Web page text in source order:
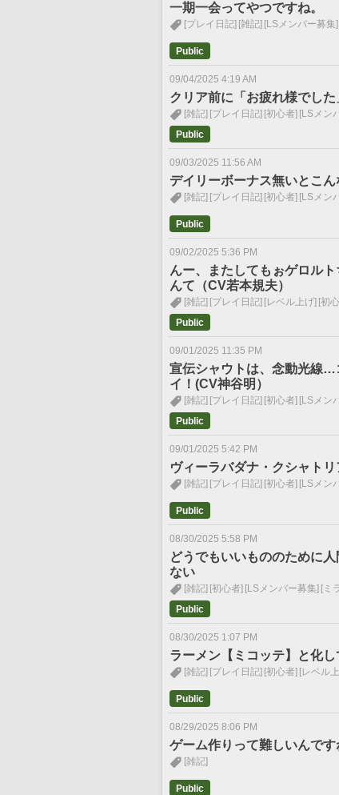
一期一会ってやつですね。
[プレイ日記] [雑記] [LSメンバー募集]
Public
09/04/2025 4:19 AM
クリア前に「お疲れ様でした
[雑記] [プレイ日記] [初心者] [LSメン
Public
09/03/2025 11:56 AM
デイリーボーナス無いとこん
[雑記] [プレイ日記] [初心者] [LSメン
Public
09/02/2025 5:36 PM
んー、またしてもぉゲロル
んて（CV若本規夫）
[雑記] [プレイ日記] [レベル上げ] [初
Public
09/01/2025 11:35 PM
宣伝シャウトは、念動光線…
イ！(CV神谷明）
[雑記] [プレイ日記] [初心者] [LSメン
Public
09/01/2025 5:42 PM
ヴィーラバダナ・クシャトリ
[雑記] [プレイ日記] [初心者] [LSメン
Public
08/30/2025 5:58 PM
どうでもいいもののために
ない
[雑記] [初心者] [LSメンバー募集] [ミ
Public
08/30/2025 1:07 PM
ラーメン【ミコッテ】と化し
[雑記] [プレイ日記] [初心者] [レベル
Public
08/29/2025 8:06 PM
ゲーム作りって難しいんです
[雑記]
Public